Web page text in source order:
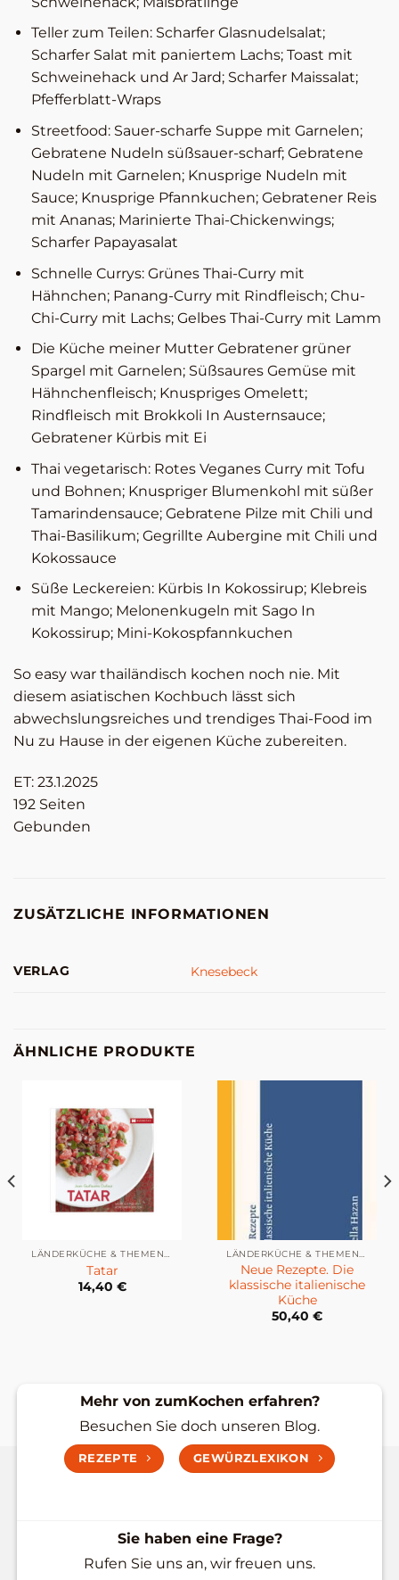
Teller zum Teilen: Scharfer Glasnudelsalat;
Scharfer Salat mit paniertem Lachs; Toast mit
Schweinehack und Ar Jard; Scharfer Maissalat;
Pfefferblatt-Wraps
Streetfood: Sauer-scharfe Suppe mit Garnelen;
Gebratene Nudeln süßsauer-scharf; Gebratene
Nudeln mit Garnelen; Knusprige Nudeln mit
Sauce; Knusprige Pfannkuchen; Gebratener Reis
mit Ananas; Marinierte Thai-Chickenwings;
Scharfer Papayasalat
Schnelle Currys: Grünes Thai-Curry mit
Hähnchen; Panang-Curry mit Rindfleisch; Chu-
Chi-Curry mit Lachs; Gelbes Thai-Curry mit Lamm
Die Küche meiner Mutter Gebratener grüner
Spargel mit Garnelen; Süßsaures Gemüse mit
Hähnchenfleisch; Knuspriges Omelett;
Rindfleisch mit Brokkoli In Austernsauce;
Gebratener Kürbis mit Ei
Thai vegetarisch: Rotes Veganes Curry mit Tofu
und Bohnen; Knuspriger Blumenkohl mit süßer
Tamarindensauce; Gebratene Pilze mit Chili und
Thai-Basilikum; Gegrillte Aubergine mit Chili und
Kokossauce
Süße Leckereien: Kürbis In Kokossirup; Klebreis
mit Mango; Melonenkugeln mit Sago In
Kokossirup; Mini-Kokospfannkuchen
So easy war thailändisch kochen noch nie. Mit
diesem asiatischen Kochbuch lässt sich
abwechslungsreiches und trendiges Thai-Food im
Nu zu Hause in der eigenen Küche zubereiten.
ET: 23.1.2025
192 Seiten
Gebunden
ZUSÄTZLICHE INFORMATIONEN
VERLAG Knesebeck
ÄHNLICHE PRODUKTE
LÄNDERKÜCHE & THEMENKÜCHE
Tatar
14,40 €
LÄNDERKÜCHE & THEMENKÜCHE
Neue Rezepte. Die
klassische italienische
Küche
50,40 €
Mehr von zumKochen erfahren?
Besuchen Sie doch unseren Blog.
REZEPTE GEWÜRZLEXIKON
Sie haben eine Frage?
Rufen Sie uns an, wir freuen uns.